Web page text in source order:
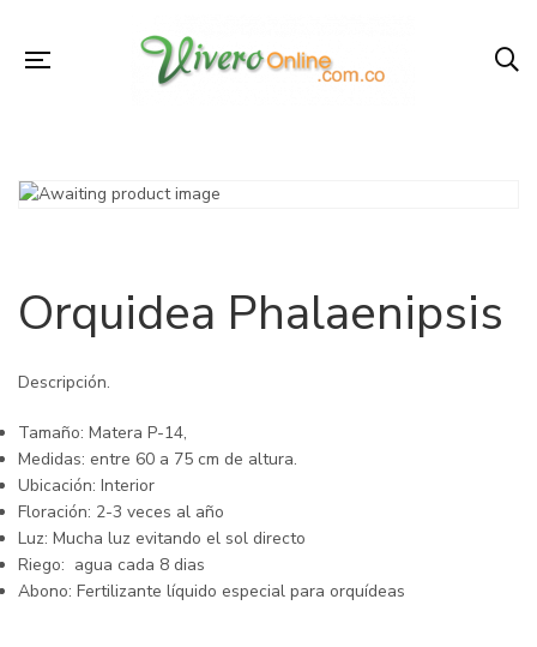
Orquidea Phalaenipsis
Descripción.
Tamaño: Matera P-14,
Medidas: entre 60 a 75 cm de altura.
Ubicación: Interior
Floración: 2-3 veces al año
Luz: Mucha luz evitando el sol directo
Riego: agua cada 8 dias
Abono: Fertilizante líquido especial para orquídeas